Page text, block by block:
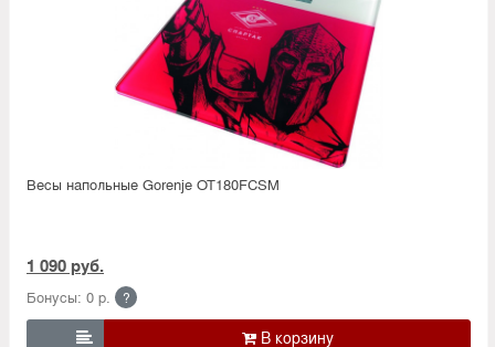
Весы напольные Gorenje OT180FCSM
1 090 руб.
Бонусы: 0 р. ?
